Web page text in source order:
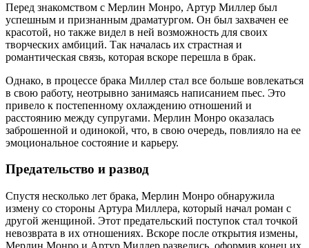
Перед знакомством с Мерлин Монро, Артур Миллер был
успешным и признанным драматургом. Он был захвачен ее
красотой, но также видел в ней возможность для своих
творческих амбиций. Так началась их страстная и
романтическая связь, которая вскоре перешла в брак.
Однако, в процессе брака Миллер стал все больше вовлекаться
в свою работу, неотрывно занимаясь написанием пьес. Это
привело к постепенному охлаждению отношений и
расстоянию между супругами. Мерлин Монро оказалась
заброшенной и одинокой, что, в свою очередь, повлияло на ее
эмоциональное состояние и карьеру.
Предательство и развод
Спустя несколько лет брака, Мерлин Монро обнаружила
измену со стороны Артура Миллера, который начал роман с
другой женщиной. Этот предательский поступок стал точкой
невозврата в их отношениях. Вскоре после открытия измены,
Мерлин Монро и Артур Миллер развелись, оформив конец их